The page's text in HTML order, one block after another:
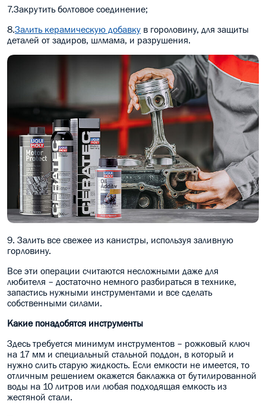
7.Закрутить болтовое соединение;
8.Залить керамическую добавку в гороловину, для защиты
деталей от задиров, шлмама, и разрушения.
9. Залить все свежее из канистры, используя заливную
горловину.
Все эти операции считаются несложными даже для
любителя – достаточно немного разбираться в технике,
запастись нужными инструментами и все сделать
собственными силами.
Какие понадобятся инструменты
Здесь требуется минимум инструментов – рожковый ключ
на 17 мм и специальный стальной поддон, в который и
нужно слить старую жидкость. Если емкости не имеется, то
отличным решением окажется баклажка от бутилированной
воды на 10 литров или любая подходящая емкость из
жестяной стали.